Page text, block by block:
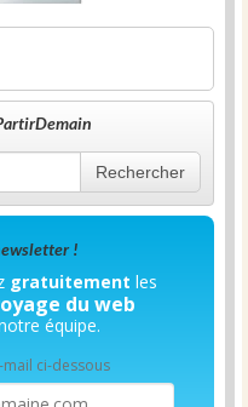
Rechercher
!
gratuitement les
du web
équipe.
ci-dessous